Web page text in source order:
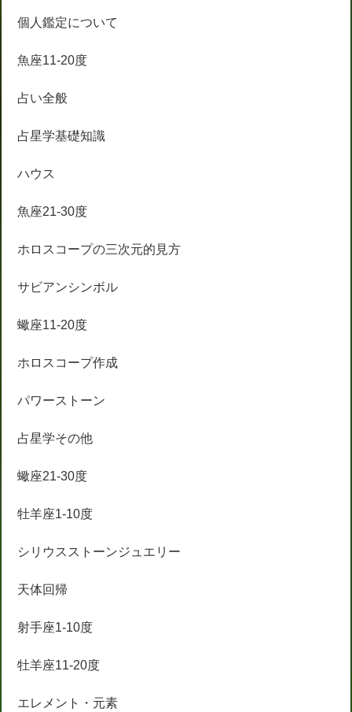
個人鑑定について
魚座11-20度
占い全般
占星学基礎知識
ハウス
魚座21-30度
ホロスコープの三次元的見方
サビアンシンボル
蠍座11-20度
ホロスコープ作成
パワーストーン
占星学その他
蠍座21-30度
牡羊座1-10度
シリウスストーンジュエリー
天体回帰
射手座1-10度
牡羊座11-20度
エレメント・元素